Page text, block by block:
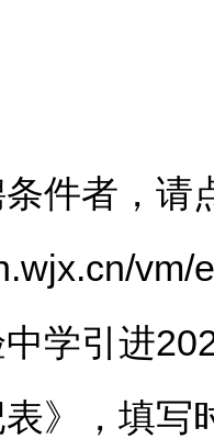
者，请
vm/
中学引进
》，填写